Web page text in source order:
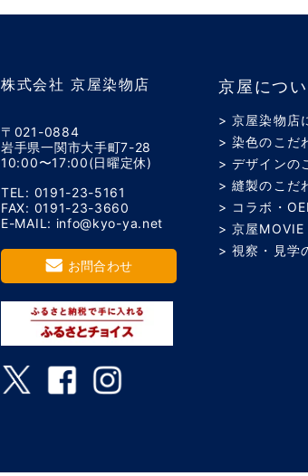
株式会社 京屋染物店
〒021-0884
岩手県一関市大手町7-28
10:00〜17:00(日曜定休)
TEL: 0191-23-5161
FAX: 0191-23-3660
E-MAIL: info@kyo-ya.net
お問合わせ
京屋につ
> 京屋染物店
> 染色のこだ
> デザインの
> 縫製のこだ
> コラボ・
> 京屋MOVIE
> 視察・見学